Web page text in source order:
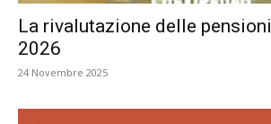
La rivalutazione delle
2026
24 Novembre 2025